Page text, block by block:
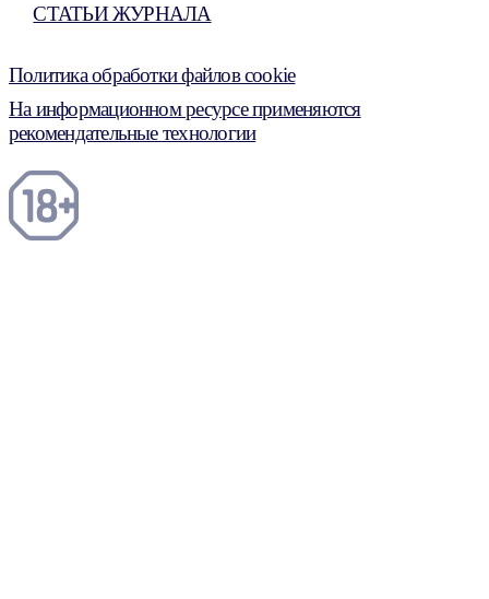
СТАТЬИ ЖУРНАЛА
Политика обработки файлов cookie
На информационном ресурсе применяются
рекомендательные технологии